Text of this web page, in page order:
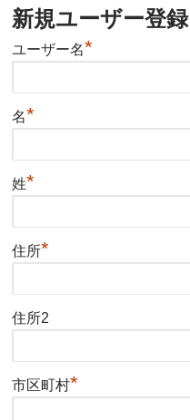
新規ユーザー登録
ユーザー名*
名*
姓*
住所*
住所2
市区町村*